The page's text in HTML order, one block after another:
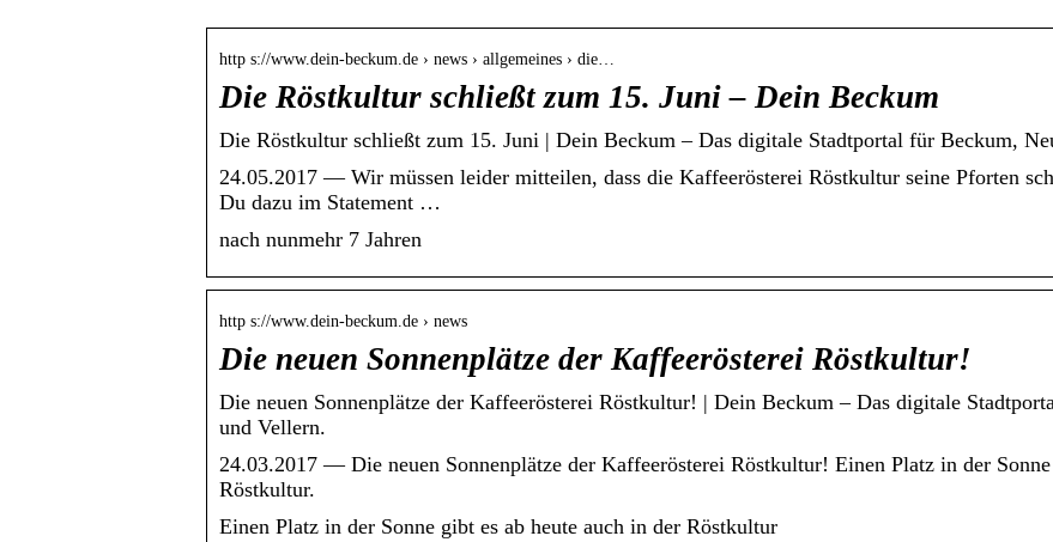
http s://www.dein-beckum.de › news › allgemeines › die…
Die Röstkultur schließt zum 15. Juni – Dein Beckum
Die Röstkultur schließt zum 15. Juni | Dein Beckum – Das digitale Stadtportal für Beckum,
24.05.2017 — Wir müssen leider mitteilen, dass die Kaffeerösterei Röstkultur seine Pforten
Du dazu im Statement …
nach nunmehr 7 Jahren
http s://www.dein-beckum.de › news
Die neuen Sonnenplätze der Kaffeerösterei Röstkultur!
Die neuen Sonnenplätze der Kaffeerösterei Röstkultur! | Dein Beckum – Das digitale
und Vellern.
24.03.2017 — Die neuen Sonnenplätze der Kaffeerösterei Röstkultur! Einen Platz in der
Röstkultur.
Einen Platz in der Sonne gibt es ab heute auch in der Röstkultur